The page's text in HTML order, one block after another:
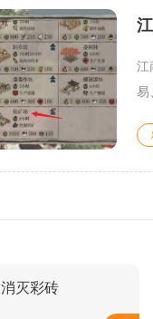
江
易
消灭彩砖